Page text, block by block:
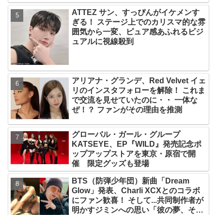
プ！ デビュー曲「Magnetic」がいき
なりの大ヒット
ATTEZ サン、すっぴんがイケメンす
ぎる！ ステージ上でのカリスマ的な雰
囲気から一変、ピュア感あふれるビジ
ュアルに視線殺到
アリアナ・グランデ、Red Velvet イェ
リのインスタフォローを解除！ これま
で交流を見せていたのに・・ 一体な
ぜ！？ ファンがその理由を推測
グローバル・ガール・グループ
KATSEYE、EP『WILD』発売記念ポ
ップアップストアを東京・原宿で開
催 限定グッズも登場
BTS（防弾少年団）新曲「Dream
Glow」発表、Charli XCXとのコラボ
にファン歓喜！ そして...共同制作者が
明かすジミンへの思い「彼の夢、そし